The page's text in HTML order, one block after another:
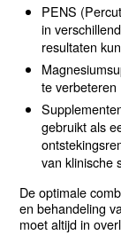
PENS
in
resultaten
te verbeteren
gebruikt als
van klinische
De optimale
en behandeling
moet altijd in